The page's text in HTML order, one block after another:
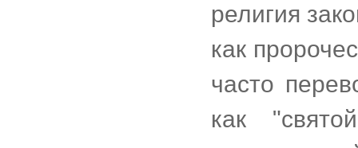
религия
как
часто
как